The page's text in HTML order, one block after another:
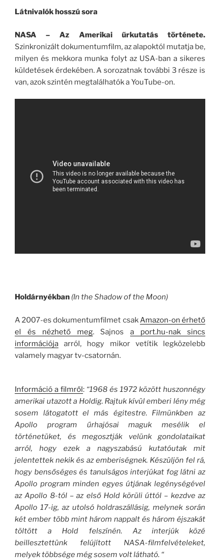
Látnivalók hosszú sora
NASA – Az Amerikai űrkutatás története.
Szinkronizált dokumentumfilm, az alapoktól mutatja be,
milyen és mekkora munka folyt az USA-ban a sikeres
küldetések érdekében. A sorozatnak további 3 része is
van, azok szintén megtalálhatók a YouTube-on.
Holdárnyékban (In the Shadow of the Moon)
A 2007-es dokumentumfilmet csakAmazon-on érhető
el és nézhető meg. Sajnosa port.hu-nak sincs
információja arról, hogy mikor vetítik legközelebb
valamely magyar tv-csatornán.
Információ a filmről: “1968 és 1972 között huszonnégy
amerikai utazott a Holdig. Rajtuk kívül emberi lény még
sosem látogatott el más égitestre. Filmünkben az
Apollo program űrhajósai maguk mesélik el
történetüket, és megosztják velünk gondolataikat
arról, hogy ezek a nagyszabású kutatóutak mit
jelentettek nekik és az emberiségnek. Készüljön fel rá,
hogy bensőséges és tanulságos interjúkat fog látni az
Apollo program minden egyes útjának legénységével
az Apollo 8-tól – az első Hold körüli úttól – kezdve az
Apollo 17-ig, az utolsó holdraszállásig, melynek során
két ember több mint három nappalt és három éjszakát
töltött a Hold felszínén. Az interjúk közé
beillesztettünk felújított NASA-filmfelvételeket,
melyek többsége még sosem volt látható. “